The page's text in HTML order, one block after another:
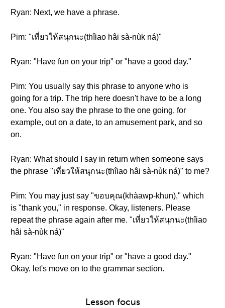
Ryan: Next, we have a phrase.
Pim: "เที่ยวให้สนุกนะ(thîiao hâi sà-nùk ná)"
Ryan: "Have fun on your trip" or "have a good day."
Pim: You usually say this phrase to anyone who is
going for a trip. The trip here doesn't have to be a long
one. You also say the phrase to the one going, for
example, out on a date, to an amusement park, and so
on.
Ryan: What should I say in return when someone says
the phrase "เที่ยวให้สนุกนะ(thîiao hâi sà-nùk ná)" to me?
Pim: You may just say "ขอบคุณ(khàawp-khun)," which
is "thank you," in response. Okay, listeners. Please
repeat the phrase again after me. "เที่ยวให้สนุกนะ(thîiao
hâi sà-nùk ná)"
Ryan: "Have fun on your trip" or "have a good day."
Okay, let's move on to the grammar section.
Lesson focus